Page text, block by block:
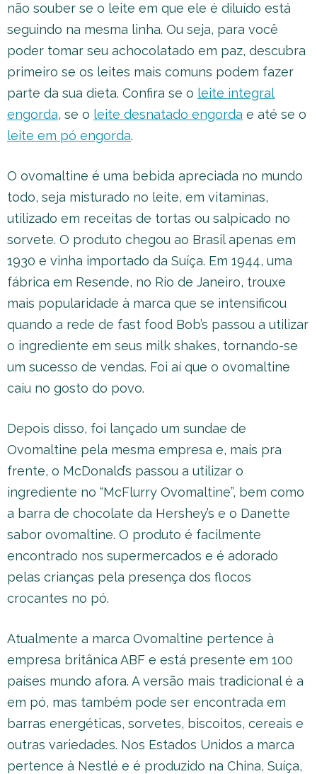
não souber se o leite em que ele é diluído está
seguindo na mesma linha. Ou seja, para você
poder tomar seu achocolatado em paz, descubra
primeiro se os leites mais comuns podem fazer
parte da sua dieta. Confira se o leite integral
engorda, se o leite desnatado engorda e até se o
leite em pó engorda.
O ovomaltine é uma bebida apreciada no mundo
todo, seja misturado no leite, em vitaminas,
utilizado em receitas de tortas ou salpicado no
sorvete. O produto chegou ao Brasil apenas em
1930 e vinha importado da Suíça. Em 1944, uma
fábrica em Resende, no Rio de Janeiro, trouxe
mais popularidade à marca que se intensificou
quando a rede de fast food Bob’s passou a utilizar
o ingrediente em seus milk shakes, tornando-se
um sucesso de vendas. Foi aí que o ovomaltine
caiu no gosto do povo.
Depois disso, foi lançado um sundae de
Ovomaltine pela mesma empresa e, mais pra
frente, o McDonald’s passou a utilizar o
ingrediente no “McFlurry Ovomaltine”, bem como
a barra de chocolate da Hershey’s e o Danette
sabor ovomaltine. O produto é facilmente
encontrado nos supermercados e é adorado
pelas crianças pela presença dos flocos
crocantes no pó.
Atualmente a marca Ovomaltine pertence à
empresa britânica ABF e está presente em 100
países mundo afora. A versão mais tradicional é a
em pó, mas também pode ser encontrada em
barras energéticas, sorvetes, biscoitos, cereais e
outras variedades. Nos Estados Unidos a marca
pertence à Nestlé e é produzido na China, Suíça,